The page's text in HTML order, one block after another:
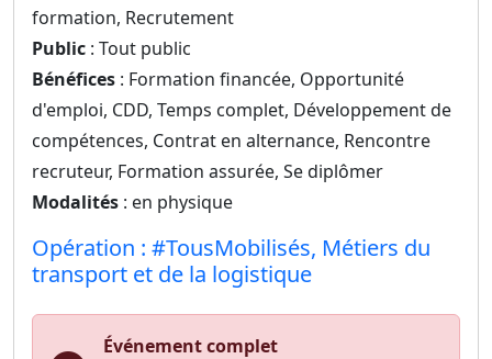
formation, Recrutement
Public : Tout public
Bénéfices : Formation financée, Opportunité
d'emploi, CDD, Temps complet, Développement de
compétences, Contrat en alternance, Rencontre
recruteur, Formation assurée, Se diplômer
Modalités : en physique
Opération : #TousMobilisés, Métiers du
transport et de la logistique
Événement complet